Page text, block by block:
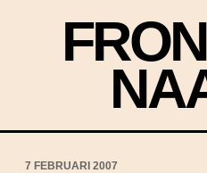
7 FEBRUARI 2007